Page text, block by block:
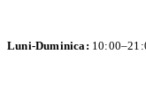
Luni-Duminica: